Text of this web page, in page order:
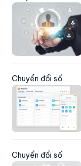
Chuyển đổi số
Chuyển đổi số